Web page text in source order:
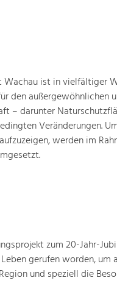
ist in vielfältiger
den außergewöhnlichen
– darunter
Veränderungen.
werden im
zum 20-Jahr-
gerufen worden, um
und speziell die